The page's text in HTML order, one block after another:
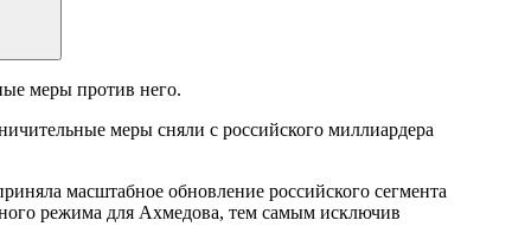
меры против него.
меры сняли с российского миллиардера
масштабное обновление российского сегмента
режима для Ахмедова, тем самым исключив